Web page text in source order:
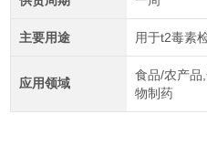
主要用途 用于t2毒素
应用领域
食品/农产品
物制药